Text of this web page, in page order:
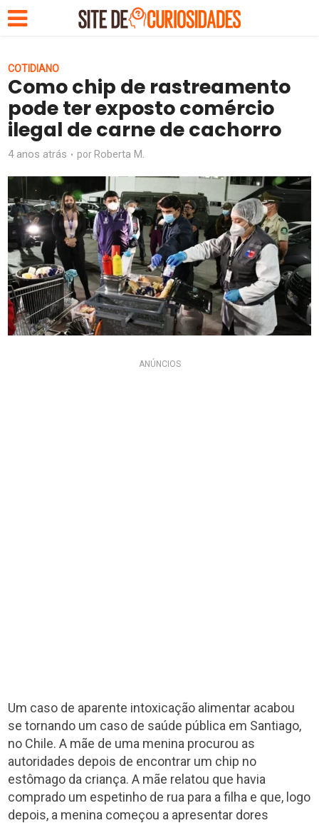
COTIDIANO
Como chip de rastreamento
pode ter exposto comércio
ilegal de carne de cachorro
4 anos atrás por Roberta M.
ANÚNCIOS
Um caso de aparente intoxicação alimentar acabou
se tornando um caso de saúde pública em Santiago,
no Chile. A mãe de uma menina procurou as
autoridades depois de encontrar um chip no
estômago da criança. A mãe relatou que havia
comprado um espetinho de rua para a filha e que, logo
depois, a menina começou a apresentar dores